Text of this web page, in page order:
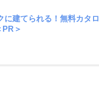
建てられる！無料カタ
PR＞